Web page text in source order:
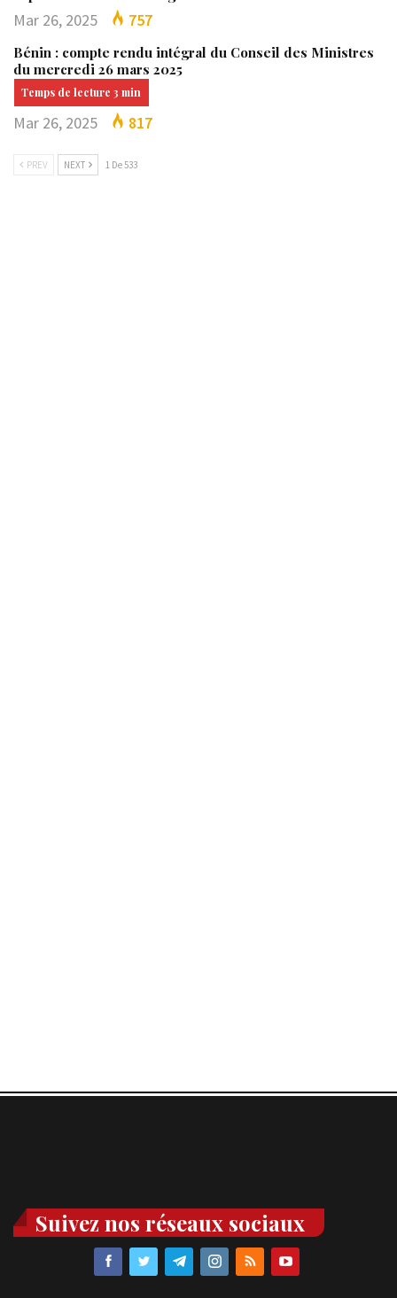
Mar 26, 2025 757
Bénin : compte rendu intégral du Conseil des Ministres
du mercredi 26 mars 2025
Mar 26, 2025 817
PREV NEXT 1 De 533
Suivez nos réseaux sociaux